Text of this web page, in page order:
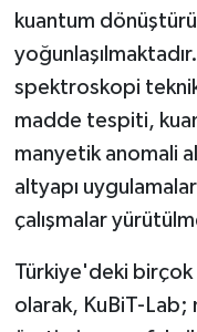
kuantum
spektroskopi
madde tespiti,
manyetik anomali
altyapı
çalışmalar
Türkiye'deki birçok
olarak, KuBiT-